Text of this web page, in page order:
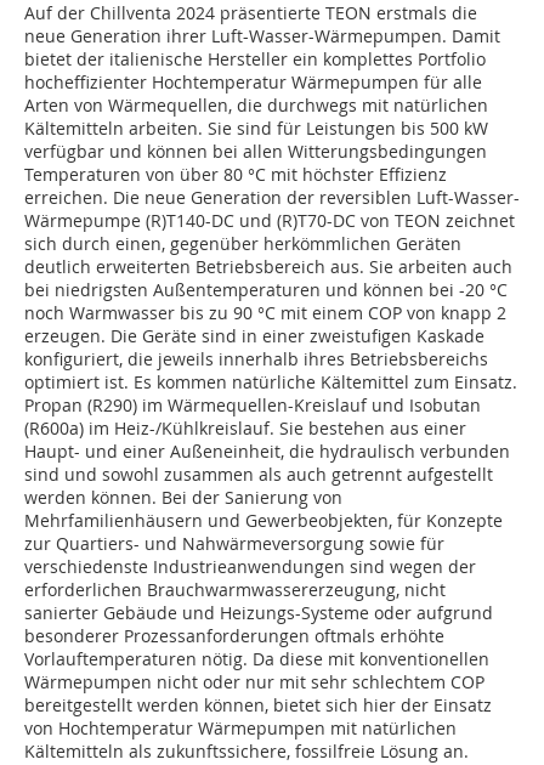
Auf der Chillventa 2024 präsentierte TEON erstmals die
neue Generation ihrer Luft-Wasser-Wärmepumpen. Damit
bietet der italienische Hersteller ein komplettes Portfolio
hocheffizienter Hochtemperatur Wärmepumpen für alle
Arten von Wärmequellen, die durchwegs mit natürlichen
Kältemitteln arbeiten. Sie sind für Leistungen bis 500 kW
verfügbar und können bei allen Witterungsbedingungen
Temperaturen von über 80 °C mit höchster Effizienz
erreichen. Die neue Generation der reversiblen Luft-Wasser-
Wärmepumpe (R)T140-DC und (R)T70-DC von TEON zeichnet
sich durch einen, gegenüber herkömmlichen Geräten
deutlich erweiterten Betriebsbereich aus. Sie arbeiten auch
bei niedrigsten Außentemperaturen und können bei -20 °C
noch Warmwasser bis zu 90 °C mit einem COP von knapp 2
erzeugen. Die Geräte sind in einer zweistufigen Kaskade
konfiguriert, die jeweils innerhalb ihres Betriebsbereichs
optimiert ist. Es kommen natürliche Kältemittel zum Einsatz.
Propan (R290) im Wärmequellen-Kreislauf und Isobutan
(R600a) im Heiz-/Kühlkreislauf. Sie bestehen aus einer
Haupt- und einer Außeneinheit, die hydraulisch verbunden
sind und sowohl zusammen als auch getrennt aufgestellt
werden können. Bei der Sanierung von
Mehrfamilienhäusern und Gewerbeobjekten, für Konzepte
zur Quartiers- und Nahwärmeversorgung sowie für
verschiedenste Industrieanwendungen sind wegen der
erforderlichen Brauchwarmwassererzeugung, nicht
sanierter Gebäude und Heizungs-Systeme oder aufgrund
besonderer Prozessanforderungen oftmals erhöhte
Vorlauftemperaturen nötig. Da diese mit konventionellen
Wärmepumpen nicht oder nur mit sehr schlechtem COP
bereitgestellt werden können, bietet sich hier der Einsatz
von Hochtemperatur Wärmepumpen mit natürlichen
Kältemitteln als zukunftssichere, fossilfreie Lösung an.